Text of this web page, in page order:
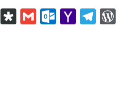
WhatsApp
Diaspora
Gmail Yahoo